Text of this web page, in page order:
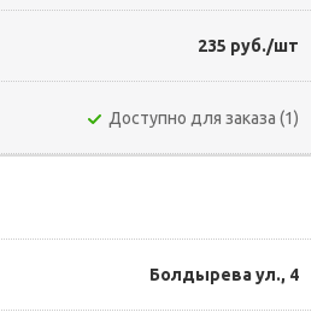
235 руб./шт
Доступно для заказа (1)
Болдырева ул., 4